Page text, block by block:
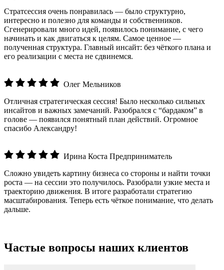
Стратсессия очень понравилась — было структурно,
интересно и полезно для команды и собственников.
Сгенерировали много идей, появилось понимание, с чего
начинать и как двигаться к целям. Самое ценное —
полученная структура. Главный инсайт: без чёткого плана и
его реализации с места не сдвинемся.
Олег Мельников
Отличная стратегическая сессия! Было несколько сильных
инсайтов и важных замечаний. Разобрался с “бардаком” в
голове — появился понятный план действий. Огромное
спасибо Александру!
Ирина Коста Предприниматель
Сложно увидеть картину бизнеса со стороны и найти точки
роста — на сессии это получилось. Разобрали узкие места и
траекторию движения. В итоге разработали стратегию
масштабирования. Теперь есть чёткое понимание, что делать
дальше.
Частые вопросы наших клиентов